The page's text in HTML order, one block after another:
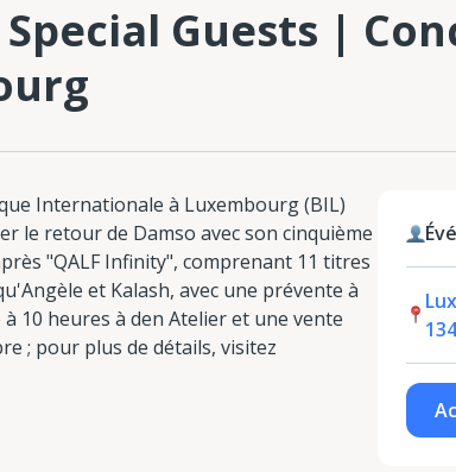
Special Guests |
Internationale à Luxembourg (BIL)
le retour de Damso avec son cinquième
"QALF Infinity", comprenant 11 titres
et Kalash, avec une prévente à
10 heures à den Atelier et une vente
; pour plus de détails, visitez